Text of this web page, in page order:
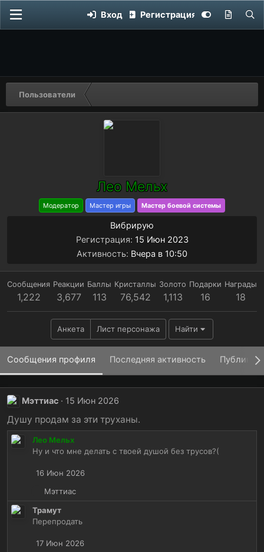
Вход Регистрация
Пользователи
Лео Мельх
Модератор Мастер игры Мастер боевой системы
Вибрирую
Регистрация 15 Июн 2023
Активность Вчера в 10:50
Сообщения
1,222
Реакции
3,677
Баллы
113
Кристаллы
76,542
Золото
1,113
Подарки
16
Награды
18
Анкета Лист персонажа Найти
Сообщения профиля Последняя активность
Мэттиас 15 Июн 2026
Душу продам за эти труханы.
Лео Мельх
Ну и что мне делать с твоей душой без трусов?(
16 Июн 2026
Р
а
к
и
Мэттиас
Трамут
Перепродать
17 Июн 2026